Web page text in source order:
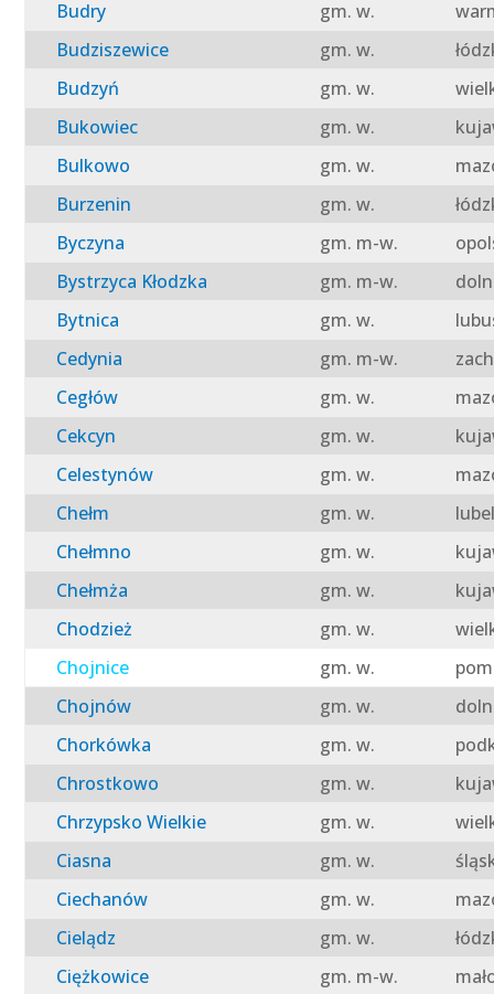
Budry
gm. w.
Budziszewice
gm. w.
Budzyń
gm. w.
Bukowiec
gm. w.
Bulkowo
gm. w.
Burzenin
gm. w.
Byczyna
gm. m-w.
Bystrzyca Kłodzka
gm. m-w.
Bytnica
gm. w.
Cedynia
gm. m-w.
Cegłów
gm. w.
Cekcyn
gm. w.
Celestynów
gm. w.
Chełm
gm. w.
Chełmno
gm. w.
Chełmża
gm. w.
Chodzież
gm. w.
Chojnice
gm. w.
Chojnów
gm. w.
Chorkówka
gm. w.
Chrostkowo
gm. w.
Chrzypsko Wielkie
gm. w.
Ciasna
gm. w.
Ciechanów
gm. w.
Cielądz
gm. w.
Ciężkowice
gm. m-w.